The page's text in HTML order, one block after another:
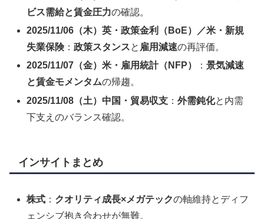
ビス需給と賃金圧力の確認。
2025/11/06（木）英・政策金利（BoE）／米・新規
失業保険：政策スタンスと 雇用減速の再評価。
2025/11/07（金）米・雇用統計（NFP）
：景気減速
と賃金モメンタムの帰趨。
2025/11/08（土）中国・貿易収支 ：外需鈍化と内需
下支えのバランス確認。
インサイトまとめ
株式 ： クオリティ成長×メガテックの軸維持とディフ
ェンシブ抱き合わせが無難。